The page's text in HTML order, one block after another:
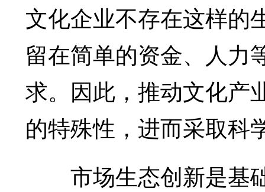
文化企业不存在这样的
留在简单的资金、人力
求。因此，推动文化产
的特殊性，进而采取科
市场生态创新是基